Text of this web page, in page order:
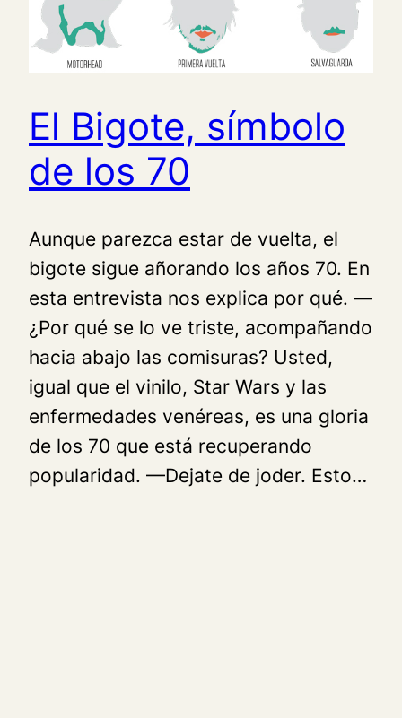
El Bigote, símbolo
de los 70
Aunque parezca estar de vuelta, el
bigote sigue añorando los años 70. En
esta entrevista nos explica por qué. —
¿Por qué se lo ve triste, acompañando
hacia abajo las comisuras? Usted,
igual que el vinilo, Star Wars y las
enfermedades venéreas, es una gloria
de los 70 que está recuperando
popularidad. —Dejate de joder. Esto…